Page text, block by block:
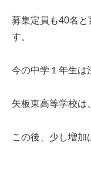
募集定員も40名
す。
今の中学１年生は
矢板東高等学校は
この後、少し増加